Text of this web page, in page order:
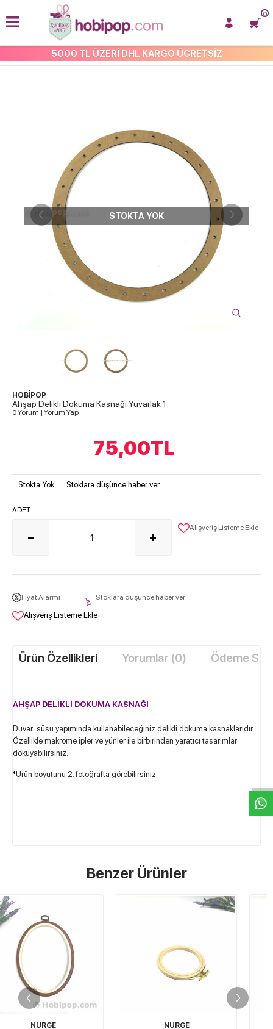
5000 TL ÜZERİ DHL KARGO ÜCRETSİZ
0
KASNAKLAR VE ÇERÇEVELER
STOKTA YOK
HOBİPOP
Ahşap Delikli Dokuma Kasnağı Yuvarlak 1
0 Yorum | Yorum Yap
75,00TL
Stokta Yok Stoklara düşünce haber ver
ADET:
Alışveriş Listeme Ekle
Fiyat Alarmı Stoklara düşünce haber ver
Alışveriş Listeme Ekle
Ürün Özellikleri Yorumlar (0) Ödeme
AHŞAP DELİKLİ DOKUMA KASNAĞI
Duvar süsü yapımında kullanabileceğiniz delikli dokuma kasnaklarıdır.
Özellikle makrome ipler ve yünler ile birbirinden yaratıcı tasarımlar
dokuyabilirsiniz.
*Ürün boyutunu 2. fotoğrafta görebilirsiniz.
Benzer Ürünler